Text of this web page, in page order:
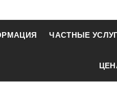
ЧАСТНЫЕ